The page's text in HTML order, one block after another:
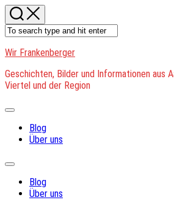
Skip
to
content
Wir Frankenberger
Geschichten, Bilder und Informationen aus
Viertel und der Region
Expand
Blog
Über uns
Expand
Blog
Über uns